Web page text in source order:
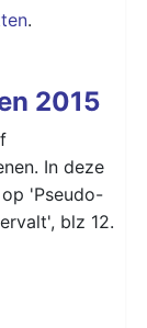
.
2015
In deze
'Pseudo-
blz 12.